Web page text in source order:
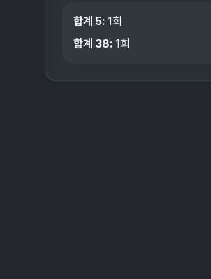
합계 5: 1회
합계 38: 1회